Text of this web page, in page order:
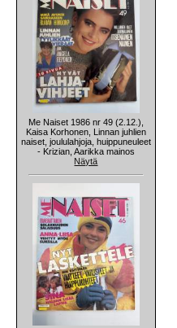
Me Naiset 1986 nr 49 (2.12.),
Kaisa Korhonen, Linnan juhlien
naiset, joululahjoja, huippuneuleet
- Krizian, Aarikka mainos
Näytä